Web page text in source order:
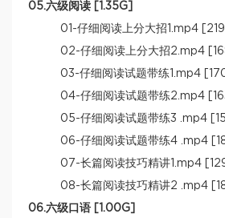
05.六级阅读 [1.35G]
01-仔细阅读上分大招1.mp4
02-仔细阅读上分大招2.mp4
03-仔细阅读试题带练1.mp4
04-仔细阅读试题带练2.mp4
05-仔细阅读试题带练3 .mp4
06-仔细阅读试题带练4 .mp4
07-长篇阅读技巧精讲1.mp4
08-长篇阅读技巧精讲2 .mp4
06.六级口语 [1.00G]